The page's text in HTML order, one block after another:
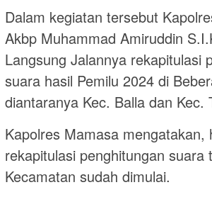
Dalam kegiatan tersebut
Akbp Muhammad Amiruddin
Langsung Jalannya rekapitulasi
suara hasil Pemilu 2024 di
diantaranya Kec. Balla dan Kec.
Kapolres Mamasa mengatakan,
rekapitulasi penghitungan suara
Kecamatan sudah dimulai.